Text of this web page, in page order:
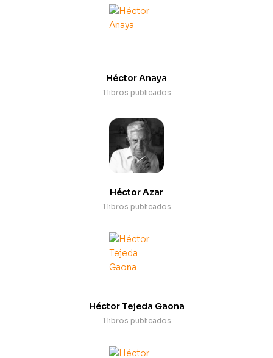
Héctor Anaya
1 libros publicados
Héctor Azar
1 libros publicados
Héctor Tejeda Gaona
1 libros publicados